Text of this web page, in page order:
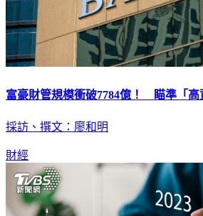
富豪財管規模衝破7784億！ 瞄準「高
採訪、撰文：廖和明
財經